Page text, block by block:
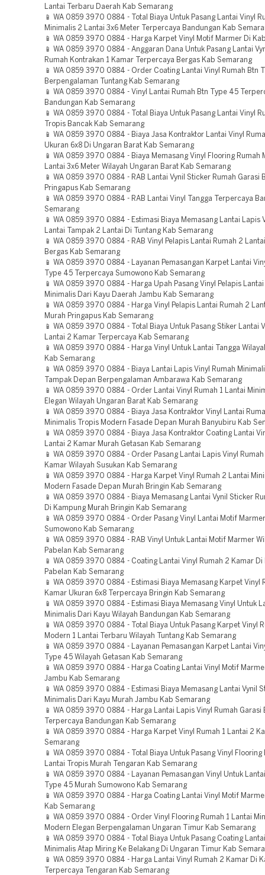
Lantai Terbaru Daerah Kab Semarang
📱 WA 0859 3970 0884 - Total Biaya Untuk Pasang Lantai Vinyl
Minimalis 2 Lantai 3x6 Meter Terpercaya Bandungan Kab
📱 WA 0859 3970 0884 - Harga Karpet Vinyl Motif Marmer Di
📱 WA 0859 3970 0884 - Anggaran Dana Untuk Pasang Lantai
Rumah Kontrakan 1 Kamar Terpercaya Bergas Kab Semarang
📱 WA 0859 3970 0884 - Order Coating Lantai Vinyl Rumah Btn
Berpengalaman Tuntang Kab Semarang
📱 WA 0859 3970 0884 - Vinyl Lantai Rumah Btn Type 45
Bandungan Kab Semarang
📱 WA 0859 3970 0884 - Total Biaya Untuk Pasang Lantai Vinyl
Tropis Bancak Kab Semarang
📱 WA 0859 3970 0884 - Biaya Jasa Kontraktor Lantai Vinyl
Ukuran 6x8 Di Ungaran Barat Kab Semarang
📱 WA 0859 3970 0884 - Biaya Memasang Vinyl Flooring Rumah
Lantai 3x6 Meter Wilayah Ungaran Barat Kab Semarang
📱 WA 0859 3970 0884 - RAB Lantai Vynil Sticker Rumah Garasi
Pringapus Kab Semarang
📱 WA 0859 3970 0884 - RAB Lantai Vinyl Tangga Terpercaya
Semarang
📱 WA 0859 3970 0884 - Estimasi Biaya Memasang Lantai Lapis
Lantai Tampak 2 Lantai Di Tuntang Kab Semarang
📱 WA 0859 3970 0884 - RAB Vinyl Pelapis Lantai Rumah 2
Bergas Kab Semarang
📱 WA 0859 3970 0884 - Layanan Pemasangan Karpet Lantai
Type 45 Terpercaya Sumowono Kab Semarang
📱 WA 0859 3970 0884 - Harga Upah Pasang Vinyl Pelapis Lantai
Minimalis Dari Kayu Daerah Jambu Kab Semarang
📱 WA 0859 3970 0884 - Harga Vinyl Pelapis Lantai Rumah 2
Murah Pringapus Kab Semarang
📱 WA 0859 3970 0884 - Total Biaya Untuk Pasang Stiker Lantai
Lantai 2 Kamar Terpercaya Kab Semarang
📱 WA 0859 3970 0884 - Harga Vinyl Untuk Lantai Tangga
Kab Semarang
📱 WA 0859 3970 0884 - Biaya Lantai Lapis Vinyl Rumah
Tampak Depan Berpengalaman Ambarawa Kab Semarang
📱 WA 0859 3970 0884 - Order Lantai Vinyl Rumah 1 Lantai
Elegan Wilayah Ungaran Barat Kab Semarang
📱 WA 0859 3970 0884 - Biaya Jasa Kontraktor Vinyl Lantai
Minimalis Tropis Modern Fasade Depan Murah Banyubiru Kab
📱 WA 0859 3970 0884 - Biaya Jasa Kontraktor Coating Lantai
Lantai 2 Kamar Murah Getasan Kab Semarang
📱 WA 0859 3970 0884 - Order Pasang Lantai Lapis Vinyl Rumah
Kamar Wilayah Susukan Kab Semarang
📱 WA 0859 3970 0884 - Harga Karpet Vinyl Rumah 2 Lantai
Modern Fasade Depan Murah Bringin Kab Semarang
📱 WA 0859 3970 0884 - Biaya Memasang Lantai Vynil Sticker
Di Kampung Murah Bringin Kab Semarang
📱 WA 0859 3970 0884 - Order Pasang Vinyl Lantai Motif
Sumowono Kab Semarang
📱 WA 0859 3970 0884 - RAB Vinyl Untuk Lantai Motif Marmer
Pabelan Kab Semarang
📱 WA 0859 3970 0884 - Coating Lantai Vinyl Rumah 2 Kamar Di
Pabelan Kab Semarang
📱 WA 0859 3970 0884 - Estimasi Biaya Memasang Karpet Vinyl
Kamar Ukuran 6x8 Terpercaya Bringin Kab Semarang
📱 WA 0859 3970 0884 - Estimasi Biaya Memasang Vinyl Untuk
Minimalis Dari Kayu Wilayah Bandungan Kab Semarang
📱 WA 0859 3970 0884 - Total Biaya Untuk Pasang Karpet Vinyl
Modern 1 Lantai Terbaru Wilayah Tuntang Kab Semarang
📱 WA 0859 3970 0884 - Layanan Pemasangan Karpet Lantai
Type 45 Wilayah Getasan Kab Semarang
📱 WA 0859 3970 0884 - Harga Coating Lantai Vinyl Motif
Jambu Kab Semarang
📱 WA 0859 3970 0884 - Estimasi Biaya Memasang Lantai Vynil
Minimalis Dari Kayu Murah Jambu Kab Semarang
📱 WA 0859 3970 0884 - Harga Lantai Lapis Vinyl Rumah Garasi
Terpercaya Bandungan Kab Semarang
📱 WA 0859 3970 0884 - Harga Karpet Vinyl Rumah 1 Lantai 2
Semarang
📱 WA 0859 3970 0884 - Total Biaya Untuk Pasang Vinyl Flooring
Lantai Tropis Murah Tengaran Kab Semarang
📱 WA 0859 3970 0884 - Layanan Pemasangan Vinyl Untuk
Type 45 Murah Sumowono Kab Semarang
📱 WA 0859 3970 0884 - Harga Coating Lantai Vinyl Motif
Kab Semarang
📱 WA 0859 3970 0884 - Order Vinyl Flooring Rumah 1 Lantai
Modern Elegan Berpengalaman Ungaran Timur Kab Semarang
📱 WA 0859 3970 0884 - Total Biaya Untuk Pasang Coating
Minimalis Atap Miring Ke Belakang Di Ungaran Timur Kab
📱 WA 0859 3970 0884 - Harga Lantai Vinyl Rumah 2 Kamar Di
Terpercaya Tengaran Kab Semarang